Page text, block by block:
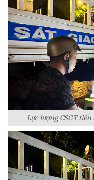
Lực lượng CSGT